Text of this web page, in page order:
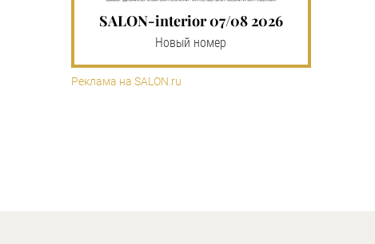
SALON-interior 07/08 2026
Новый номер
Реклама на SALON.ru